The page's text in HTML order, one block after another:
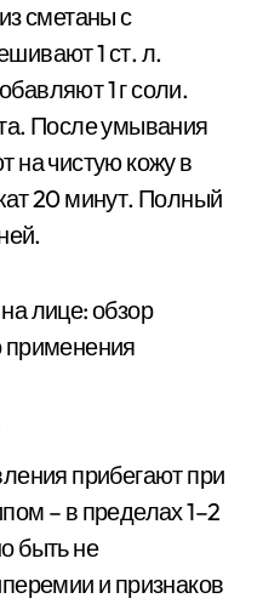
сметаны с
1 ст. л.
1 г соли.
После умывания
на чистую кожу в
20 минут. Полный
прибегают при
– в пределах 1–2
быть не
и признаков